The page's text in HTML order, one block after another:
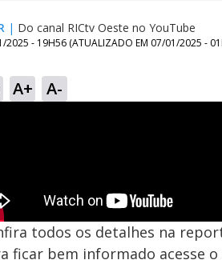
| Do canal RICtv Oeste no YouTube
2025 - 19H56 (ATUALIZADO EM 07/01/2025 -
A+ A-
todos os detalhes na
ficar bem informado acesse o